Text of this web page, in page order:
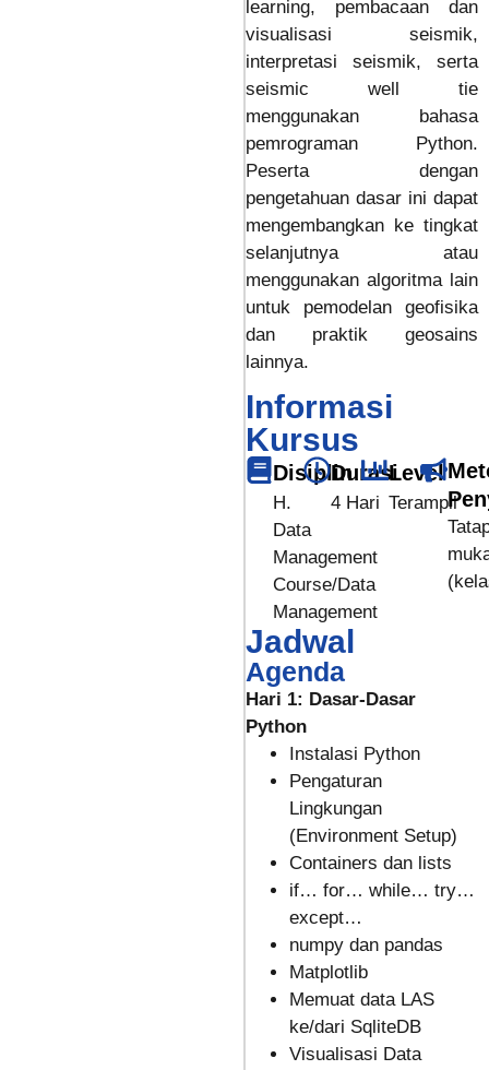
learning, pembacaan dan
visualisasi seismik,
interpretasi seismik, serta
seismic well tie
menggunakan bahasa
pemrograman Python.
Peserta dengan
pengetahuan dasar ini dapat
mengembangkan ke tingkat
selanjutnya atau
menggunakan algoritma lain
untuk pemodelan geofisika
dan praktik geosains
lainnya.
Informasi
Kursus
Disiplin
H.
Data
Management
Course/Data
Management
Durasi
4 Hari
Level
Terampil
Jadwal
Agenda
Hari 1: Dasar-Dasar
Python
Instalasi Python
Pengaturan
Lingkungan
(Environment Setup)
Containers dan lists
if… for… while… try…
except…
numpy dan pandas
Matplotlib
Memuat data LAS
ke/dari SqliteDB
Visualisasi Data